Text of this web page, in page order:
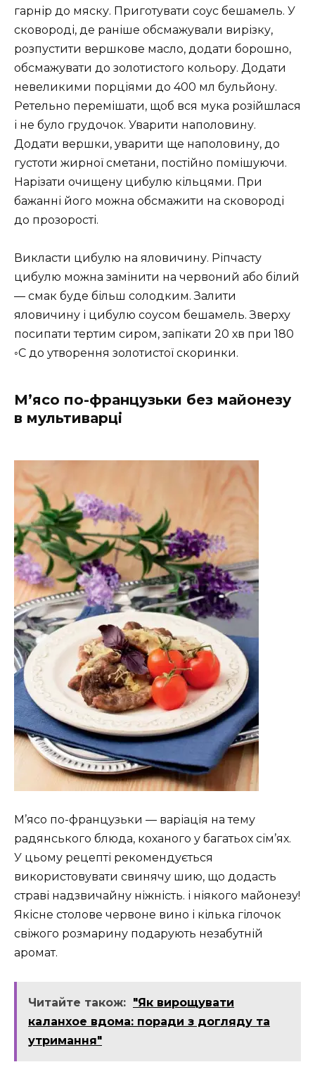
гарнір до мяску. Приготувати соус бешамель. У
сковороді, де раніше обсмажували вирізку,
розпустити вершкове масло, додати борошно,
обсмажувати до золотистого кольору. Додати
невеликими порціями до 400 мл бульйону.
Ретельно перемішати, щоб вся мука розійшлася
і не було грудочок. Уварити наполовину.
Додати вершки, уварити ще наполовину, до
густоти жирної сметани, постійно помішуючи.
Нарізати очищену цибулю кільцями. При
бажанні його можна обсмажити на сковороді
до прозорості.
Викласти цибулю на яловичину. Ріпчасту
цибулю можна замінити на червоний або білий
— смак буде більш солодким. Залити
яловичину і цибулю соусом бешамель. Зверху
посипати тертим сиром, запікати 20 хв при 180
◦С до утворення золотистої скоринки.
М’ясо по-французьки без майонезу
в мультиварці
М’ясо по-французьки — варіація на тему
радянського блюда, коханого у багатьох сім’ях.
У цьому рецепті рекомендується
використовувати свинячу шию, що додасть
страві надзвичайну ніжність. і ніякого майонезу!
Якісне столове червоне вино і кілька гілочок
свіжого розмарину подарують незабутній
аромат.
Читайте також: "Як вирощувати
каланхое вдома: поради з догляду та
утримання"